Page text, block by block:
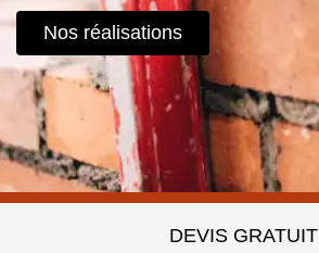
Nos réalisations
DEVIS GRATUIT